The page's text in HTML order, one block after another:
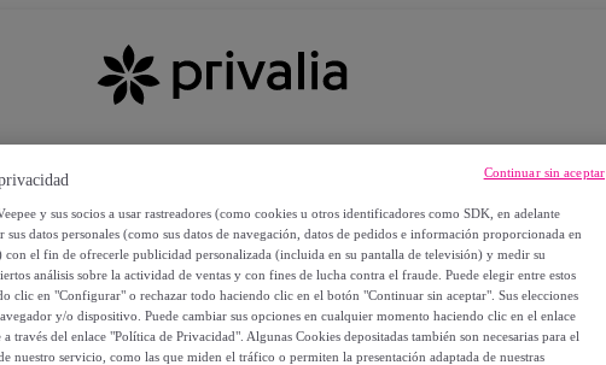
y sus socios a usar rastreadores (como cookies u otros identificadores como SDK, en adelante
sus datos personales (como sus datos de navegación, datos de pedidos e información proporcionada en
con el fin de ofrecerle publicidad personalizada (incluida en su pantalla de televisión) y medir su
análisis sobre la actividad de ventas y con fines de lucha contra el fraude. Puede elegir entre estos
clic en "Configurar" o rechazar todo haciendo clic en el botón "Continuar sin aceptar". Sus elecciones
y/o dispositivo. Puede cambiar sus opciones en cualquier momento haciendo clic en el enlace
través del enlace "Política de Privacidad". Algunas Cookies depositadas también son necesarias para el
nuestro servicio, como las que miden el tráfico o permiten la presentación adaptada de nuestras
Continuar sin aceptar